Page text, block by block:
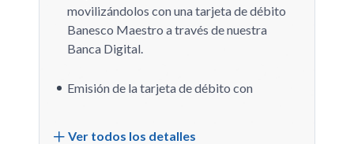
movilizándolos con una tarjeta de débito
Banesco Maestro a través de nuestra
Banca Digital.
Emisión de la tarjeta de débito con
Ver todos los detalles